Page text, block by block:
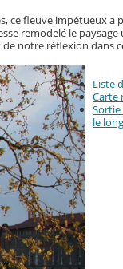
ce fleuve impétueux
remodelé le
notre réflexion dans
Liste
Carte
Sortie
le